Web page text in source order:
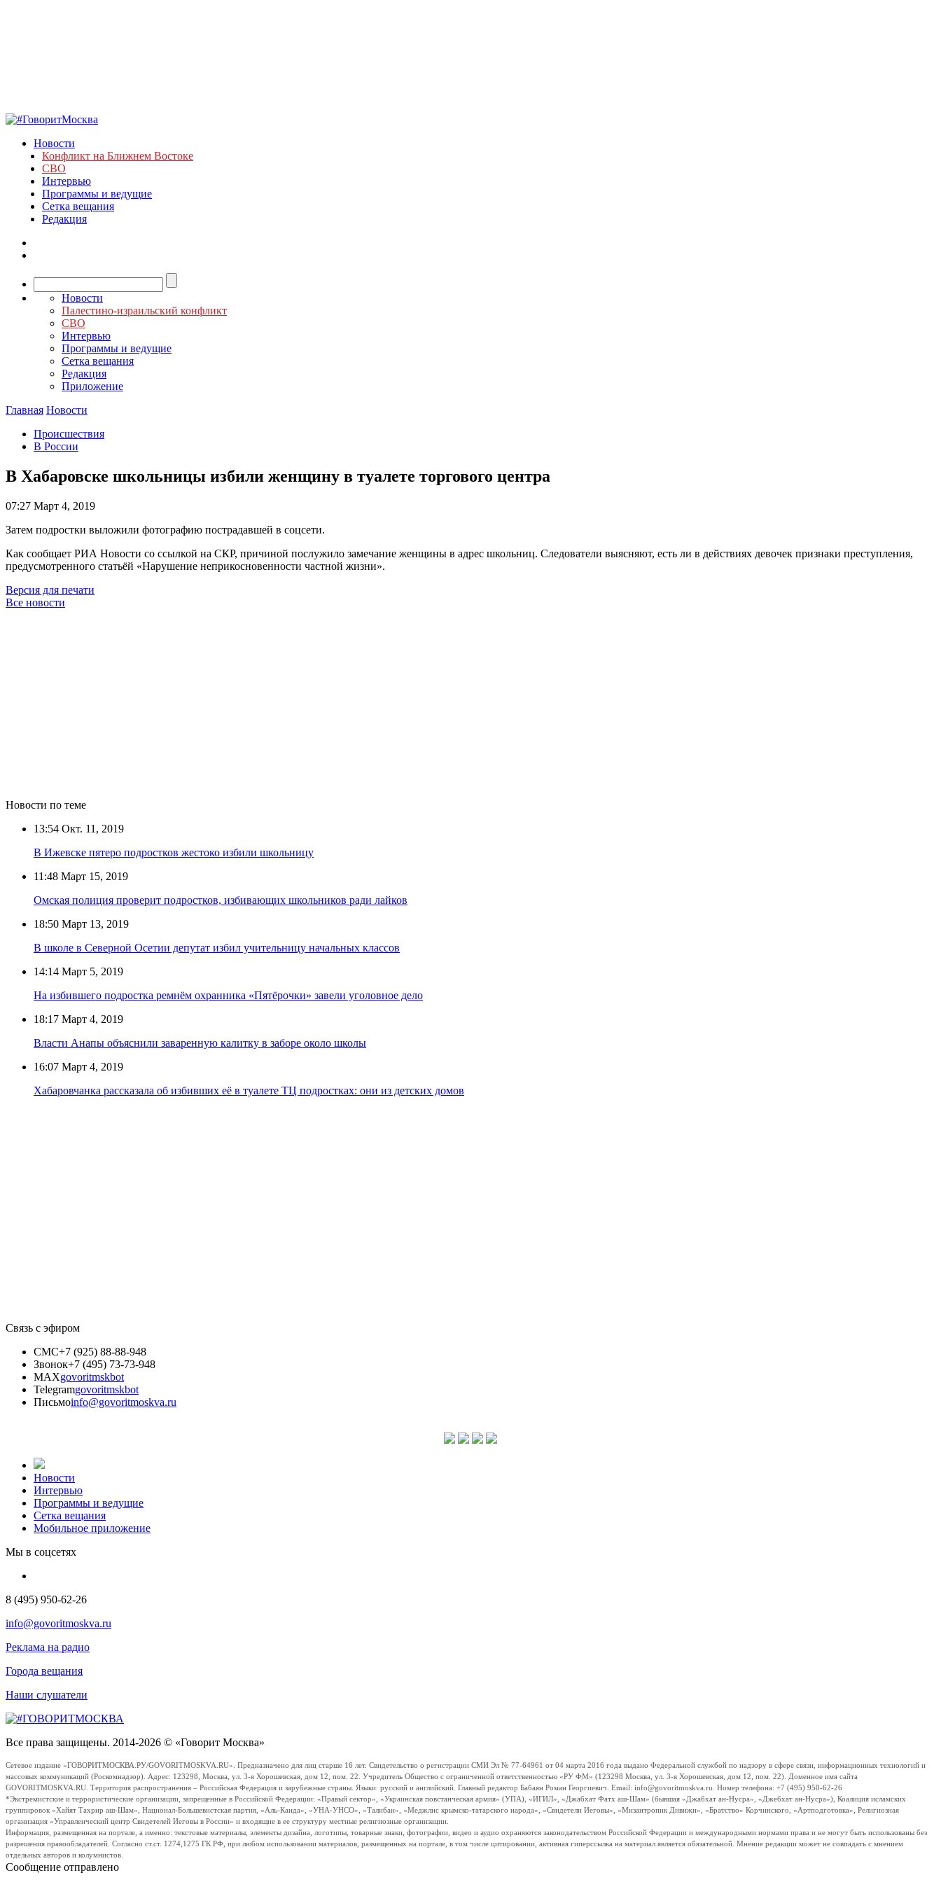
Новости
Конфликт на Ближнем Востоке
СВО
Интервью
Программы и ведущие
Сетка вещания
Редакция
Новости
Палестино-израильский конфликт
СВО
Интервью
Программы и ведущие
Сетка вещания
Редакция
Приложение
Главная Новости
Происшествия
В России
В Хабаровске школьницы избили женщину в туалете торгового центра
07:27 Март 4, 2019
Затем подростки выложили фотографию пострадавшей в соцсети.
Как сообщает РИА Новости со ссылкой на СКР, причиной послужило замечание женщины в адрес школьниц. Следователи выясняют, есть ли в действиях девочек признаки преступления,
предусмотренного статьёй «Нарушение неприкосновенности частной жизни».
Версия для печати
Все новости
Новости по теме
13:54 Окт. 11, 2019
В Ижевске пятеро подростков жестоко избили школьницу
11:48 Март 15, 2019
Омская полиция проверит подростков, избивающих школьников ради лайков
18:50 Март 13, 2019
В школе в Северной Осетии депутат избил учительницу начальных классов
14:14 Март 5, 2019
На избившего подростка ремнём охранника «Пятёрочки» завели уголовное дело
18:17 Март 4, 2019
Власти Анапы объяснили заваренную калитку в заборе около школы
16:07 Март 4, 2019
Хабаровчанка рассказала об избивших её в туалете ТЦ подростках: они из детских домов
Связь с эфиром
СМС+7 (925) 88-88-948
Звонок+7 (495) 73-73-948
MAXgovoritmskbot
Telegramgovoritmskbot
Письмоinfo@govoritmoskva.ru
Новости
Интервью
Программы и ведущие
Сетка вещания
Мобильное приложение
Мы в соцсетях
8 (495) 950-62-26
info@govoritmoskva.ru
Реклама на радио
Города вещания
Наши слушатели
Все права защищены. 2014-2026 © «Говорит Москва»
Сетевое издание «ГОВОРИТМОСКВА.РУ/GOVORITMOSKVA.RU». Предназначено для лиц старше 16 лет. Свидетельство о регистрации СМИ Эл № 77-64961 от 04 марта 2016 года выдано Федеральной службой по надзору в сфере связи, информационных технологий и
массовых коммуникаций (Роскомнадзор). Адрес: 123298, Москва, ул. 3-я Хорошевская, дом 12, пом. 22. Учредитель Общество с ограниченной ответственностью «РУ ФМ» (123298 Москва, ул. 3-я Хорошевская, дом 12, пом. 22). Доменное имя сайта
GOVORITMOSKVA.RU. Территория распространения – Российская Федерация и зарубежные страны. Языки: русский и английский. Главный редактор Бабаян Роман Георгиевич. Email: info@govoritmoskva.ru. Номер телефона: +7 (495) 950-62-26
*Экстремистские и террористические организации, запрещенные в Российской Федерации: «Правый сектор», «Украинская повстанческая армия» (УПА), «ИГИЛ», «Джабхат Фатх аш-Шам» (бывшая «Джабхат ан-Нусра», «Джебхат ан-Нусра»), Коалиция исламских
группировок «Хайят Тахрир аш-Шам», Национал-Большевистская партия, «Аль-Каида», «УНА-УНСО», «Талибан», «Меджлис крымско-татарского народа», «Свидетели Иеговы», «Мизантропик Дивижн», «Братство» Корчинского, «Артподготовка», Религиозная
организация «Управленческий центр Свидетелей Иеговы в России» и входящие в ее структуру местные религиозные организации.
Информация, размещенная на портале, а именно: текстовые материалы, элементы дизайна, логотипы, товарные знаки, фотографии, видео и аудио охраняются законодательством Российской Федерации и международными нормами права и не могут быть использованы без
разрешения правообладателей. Согласно ст.ст. 1274,1275 ГК РФ, при любом использовании материалов, размещенных на портале, в том числе цитировании, активная гиперссылка на материал является обязательной. Мнение редакции может не совпадать с мнением
отдельных авторов и колумнистов.
Сообщение отправлено